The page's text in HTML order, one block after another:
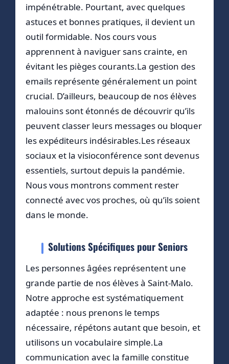
impénétrable. Pourtant, avec quelques
astuces et bonnes pratiques, il devient un
outil formidable. Nos cours vous
apprennent à naviguer sans crainte, en
évitant les pièges courants.La gestion des
emails représente généralement un point
crucial. D’ailleurs, beaucoup de nos élèves
malouins sont étonnés de découvrir qu’ils
peuvent classer leurs messages ou bloquer
les expéditeurs indésirables.Les réseaux
sociaux et la visioconférence sont devenus
essentiels, surtout depuis la pandémie.
Nous vous montrons comment rester
connecté avec vos proches, où qu’ils soient
dans le monde.
Solutions Spécifiques pour Seniors
Les personnes âgées représentent une
grande partie de nos élèves à Saint-Malo.
Notre approche est systématiquement
adaptée : nous prenons le temps
nécessaire, répétons autant que besoin, et
utilisons un vocabulaire simple.La
communication avec la famille constitue